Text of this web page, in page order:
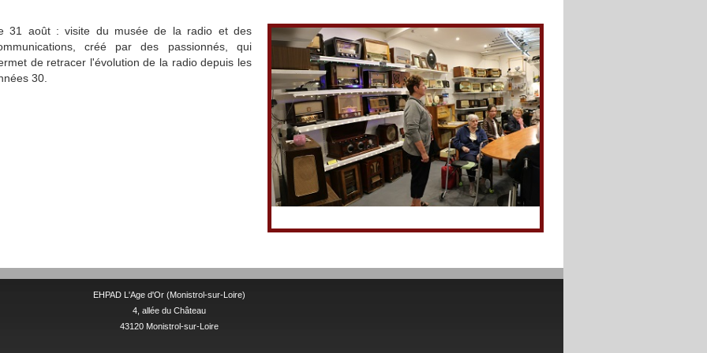
31 août : visite du musée de la radio et des
créé par des passionnés, qui
de retracer l'évolution de la radio depuis les
30.
EHPAD L'Age d'Or (Monistrol-sur-Loire)
4, allée du Château
43120 Monistrol-sur-Loire